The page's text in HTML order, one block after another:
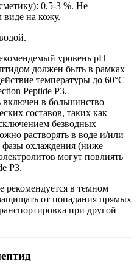
0,5-3 %. Не
виде на кожу.
уровень рН
должен быть в рамках
температуры до 60°C
Peptide P3.
включен в большинство
составов, таких как
безводных
растворять в воде и/или
фазы охлаждения (ниже
могут повлиять
P3.
рекомендуется в темном
от попадания прямых
при другой